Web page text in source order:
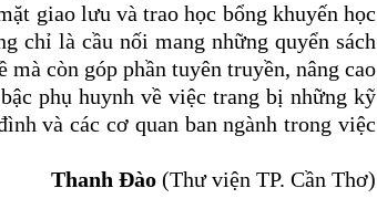
giao lưu và trao học bổng khuyến học
chỉ là cầu nối mang những quyển sách
còn góp phần tuyên truyền, nâng cao
phụ huynh về việc trang bị những kỹ
và các cơ quan ban ngành trong việc
Thanh Đào (Thư viện TP. Cần Thơ)